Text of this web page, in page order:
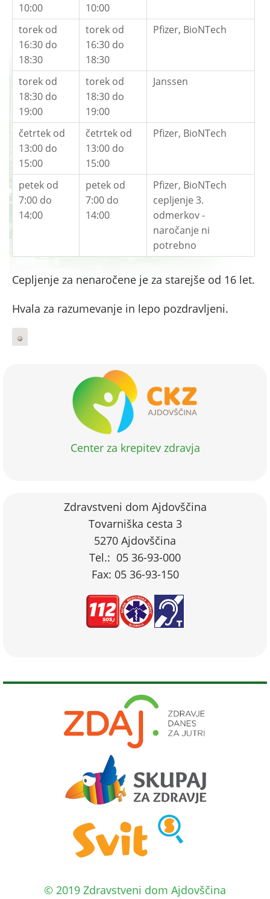
10:00
10:00
torek od
16:30 do
18:30
torek od
16:30 do
18:30
Pfizer, BioNTech
torek od
18:30 do
19:00
torek od
18:30 do
19:00
Janssen
četrtek od
13:00 do
15:00
četrtek od
13:00 do
15:00
Pfizer, BioNTech
petek od
7:00 do
14:00
petek od
7:00 do
14:00
Pfizer, BioNTech
cepljenje 3.
odmerkov -
naročanje ni
potrebno
Cepljenje za nenaročene je za starejše od 16 let.
Hvala za razumevanje in lepo pozdravljeni.
Center za krepitev zdravja
Zdravstveni dom Ajdovščina
Tovarniška cesta 3
5270 Ajdovščina
Tel.: 05 36-93-000
Fax: 05 36-93-150
© 2019 Zdravstveni dom Ajdovščina